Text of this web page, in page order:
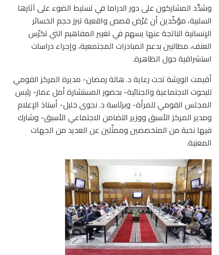
وشدَّد المشاركون على دور الدراما في تسليط الضوء على آثارها
السلبية، مؤكّدين أن عَرْض قصص واقعية تبرز حجم الخسائر
الإنسانية الناتجة عنها يسهم في تغيير المفاهيم التي تكرّس
العنف، مطالبين بدعم المبادرات المجتمعية، وإجراء دراسات
استشرافية حول الظاهرة.
أقيمت الورشة تحت رعاية د. هالة رمضان- مديرة المركز القومي
للبحوث الاجتماعية والجنائية- بحضور المستشارة أمل عمار- رئيس
المجلس القومي للمرأة- وبرئاسة د. نجوى خليل- أستاذ الإعلام
ومدير المركز الأسبق ووزير التضامن الاجتماعي الأسبق- وشارك
فيها نخبة من المتخصصين وممثّلين عن العديد من الجهات
المعنية.